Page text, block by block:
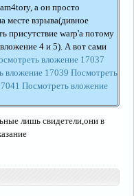
а он просто
месте взрыва(дивное
присутствие warp'а потому
4 и 5). А вот сами
вложение 17037
вложение 17039 Посмотреть
Посмотреть вложение
лишь свидетели,они в